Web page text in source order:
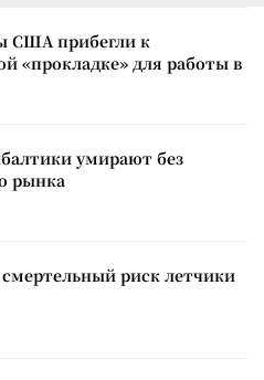
США прибегли к
«прокладке» для работы в
умирают без
рынка
риск летчики